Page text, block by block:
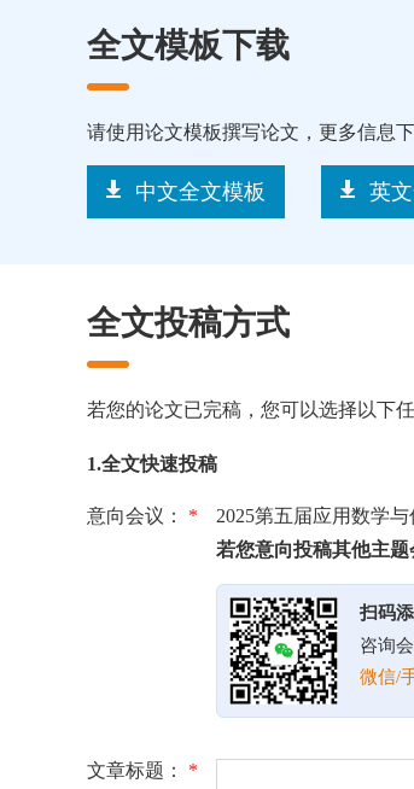
全文模板下载
请使用论文模板撰写论文，更多信息
中文全文模板 英
全文投稿方式
若您的论文已完稿，您可以选择以下
1.全文快速投稿
意向会议： *
2025第五届应用数学
若您意向投稿其他主
扫码
咨询
微信/
文章标题： *